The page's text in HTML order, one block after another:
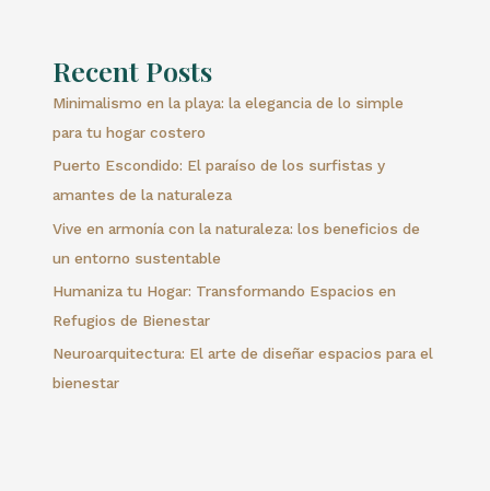
Recent Posts
Minimalismo en la playa: la elegancia de lo simple
para tu hogar costero
Puerto Escondido: El paraíso de los surfistas y
amantes de la naturaleza
Vive en armonía con la naturaleza: los beneficios de
un entorno sustentable
Humaniza tu Hogar: Transformando Espacios en
Refugios de Bienestar
Neuroarquitectura: El arte de diseñar espacios para el
bienestar